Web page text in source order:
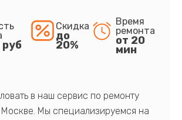
Скидка
до
20%
Время
ремонта
от 20
мин
в наш сервис по ремонту
Москве. Мы специализируемся на